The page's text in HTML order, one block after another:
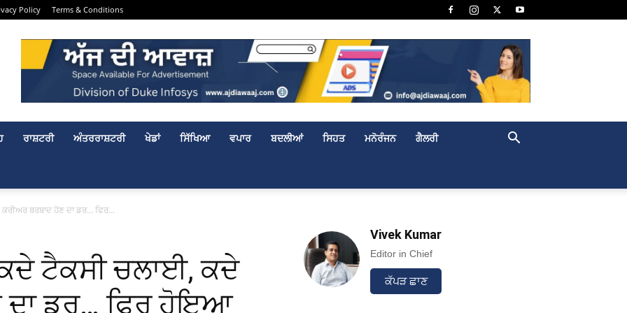
Policy Terms & Conditions
ਰਾਸ਼ਟਰੀ ਅੰਤਰਰਾਸ਼ਟਰੀ ਖੇਡਾਂ ਸਿੱਖਿਆ ਵਪਾਰ ਬਦਲੀਆਂ ਸਿਹਤ ਮਨੋਰੰਜਨ ਗੈਲਰੀ
ਬਰਬਾਦ ਹੋਣ ਦਾ ਡਰ… ਫਿਰ...
ਟੈਕਸੀ ਚਲਾਈ, ਕਦੇ
ਦਾ ਡਰ… ਫਿਰ ਹੋਇਆ
Vivek Kumar
Editor in Chief
ਕੱਪੜ ਛਾਣ